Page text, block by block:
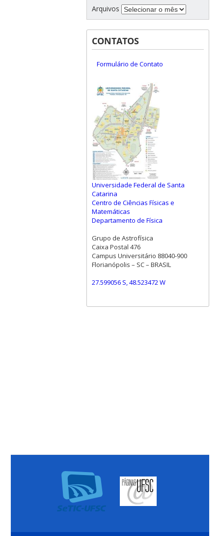
Arquivos
CONTATOS
Formulário de Contato
Universidade Federal de Santa
Catarina
Centro de Ciências Físicas e
Matemáticas
Departamento de Física
Grupo de Astrofísica
Caixa Postal 476
Campus Universitário 88040-900
Florianópolis – SC – BRASIL
27.599056 S, 48.523472 W